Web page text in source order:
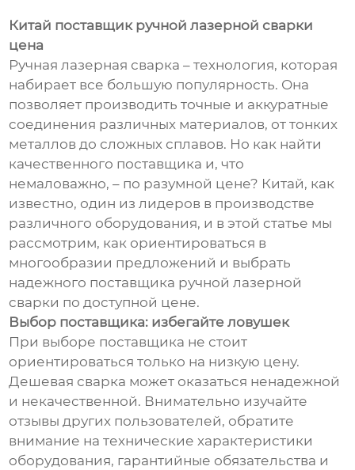
Китай поставщик ручной лазерной сварки
цена
Ручная лазерная сварка – технология, которая
набирает все большую популярность. Она
позволяет производить точные и аккуратные
соединения различных материалов, от тонких
металлов до сложных сплавов. Но как найти
качественного поставщика и, что
немаловажно, – по разумной цене? Китай, как
известно, один из лидеров в производстве
различного оборудования, и в этой статье мы
рассмотрим, как ориентироваться в
многообразии предложений и выбрать
надежного поставщика ручной лазерной
сварки по доступной цене.
Выбор поставщика: избегайте ловушек
При выборе поставщика не стоит
ориентироваться только на низкую цену.
Дешевая сварка может оказаться ненадежной
и некачественной. Внимательно изучайте
отзывы других пользователей, обратите
внимание на технические характеристики
оборудования, гарантийные обязательства и